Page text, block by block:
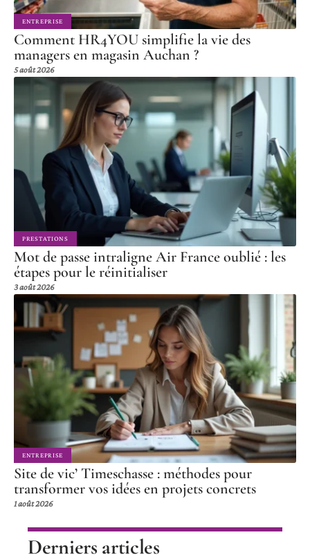
ENTREPRISE
Comment HR4YOU simplifie la vie des
managers en magasin Auchan ?
5 août 2026
PRESTATIONS
Mot de passe intraligne Air France oublié : les
étapes pour le réinitialiser
3 août 2026
ENTREPRISE
Site de vic’ Timeschasse : méthodes pour
transformer vos idées en projets concrets
1 août 2026
Derniers articles